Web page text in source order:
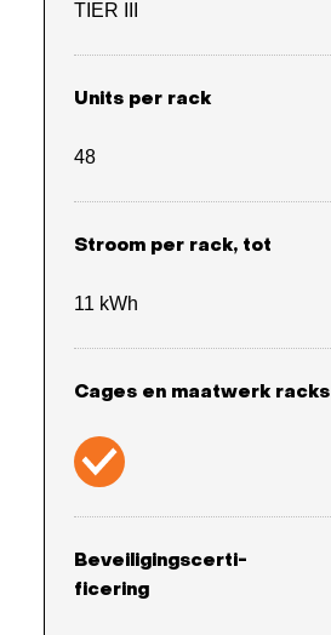
TIER III
Units per rack
48
Stroom per rack, tot
11 kWh
Cages en maatwerk racks
Beveiligingscerti-
ficering